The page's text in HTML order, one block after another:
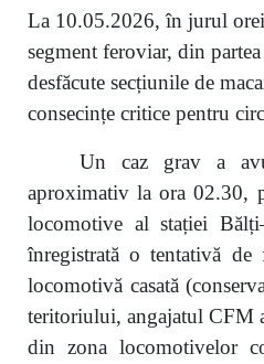
La 10.05.2026, în jurul
segment feroviar, din
desfăcute secțiunile de
consecințe critice pentru
Un caz grav a
aproximativ la ora 02.30,
locomotive al stației
înregistrată o tentativă
locomotivă casată
teritoriului, angajatul CFM
din zona locomotivelor